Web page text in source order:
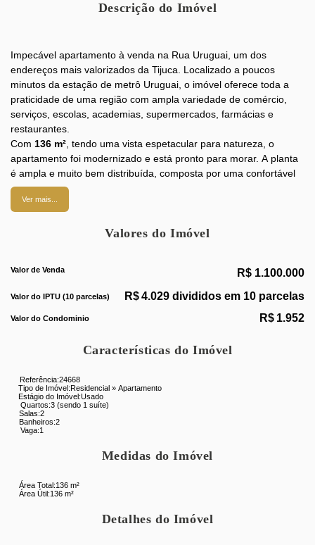
Descrição do Imóvel
Impecável apartamento à venda na Rua Uruguai, um dos
endereços mais valorizados da Tijuca. Localizado a poucos
minutos da estação de metrô Uruguai, o imóvel oferece toda a
praticidade de uma região com ampla variedade de comércio,
serviços, escolas, academias, supermercados, farmácias e
restaurantes.
Com 136 m² , tendo uma vista espetacular para natureza, o
apartamento foi modernizado e está pronto para morar. A planta
é ampla e muito bem distribuída, composta por uma confortável
sala em três ambientes, 3 quartos, sendo 1 suíte, banheiro social,
copa-cozinha planejada integrada à sala, área de serviço e
O condomínio oferece segurança e comodidade, com portaria 24
horas, elevador, playground, salão de festas e sistema de
espaçoso, moderno e em localização privilegiada na Tijuca.
Agende sua visita com a Miguez Imobiliária e conheça seu
novo lar!
Ver mais...
Valores do Imóvel
R$ 1.100.000
Valor de Venda
Valor do IPTU (10 parcelas) R$4.029 divididos em 10 parcelas
Valor do Condominio R$ 1.952
Características do Imóvel
Referência:24668
Tipo de Imóvel:Residencial » Apartamento
Estágio do Imóvel:Usado
Quartos:3 (sendo 1 suíte)
Salas:2
Banheiros:2
Vaga:1
Medidas do Imóvel
Área Total:136 m²
Área Útil:136 m²
Detalhes do Imóvel